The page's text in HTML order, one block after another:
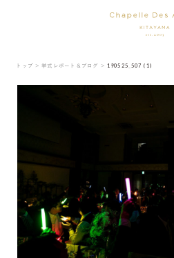
トップ ＞ 挙式レポート＆ブログ ＞ 190525_507 (1)